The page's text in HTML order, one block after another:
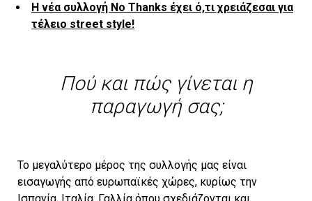
Η νέα συλλογή No Thanks έχει ό,τι χρειάζεσαι για
τέλειο street style!
Πού και πώς γίνεται η
παραγωγή σας;
Το μεγαλύτερο μέρος της συλλογής μας είναι
εισαγωγής από ευρωπαϊκές χώρες, κυρίως την